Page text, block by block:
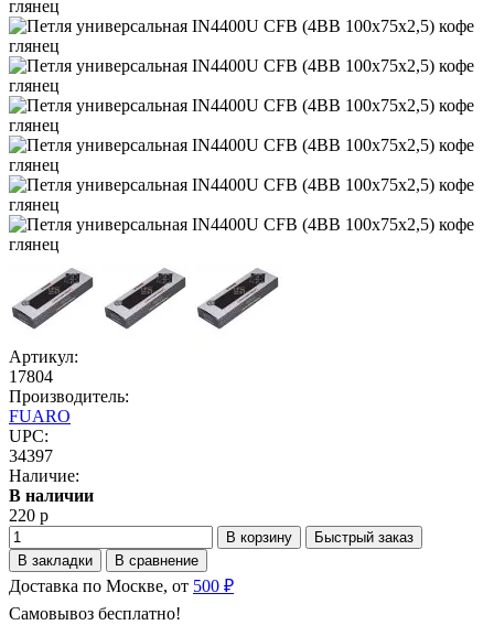
Артикул:
17804
Производитель:
FUARO
UPC:
34397
Наличие:
В наличии
220 р
В корзину
Быстрый заказ
В закладки
В сравнение
Доставка по Москве, от 500 ₽
Самовывоз бесплатно!